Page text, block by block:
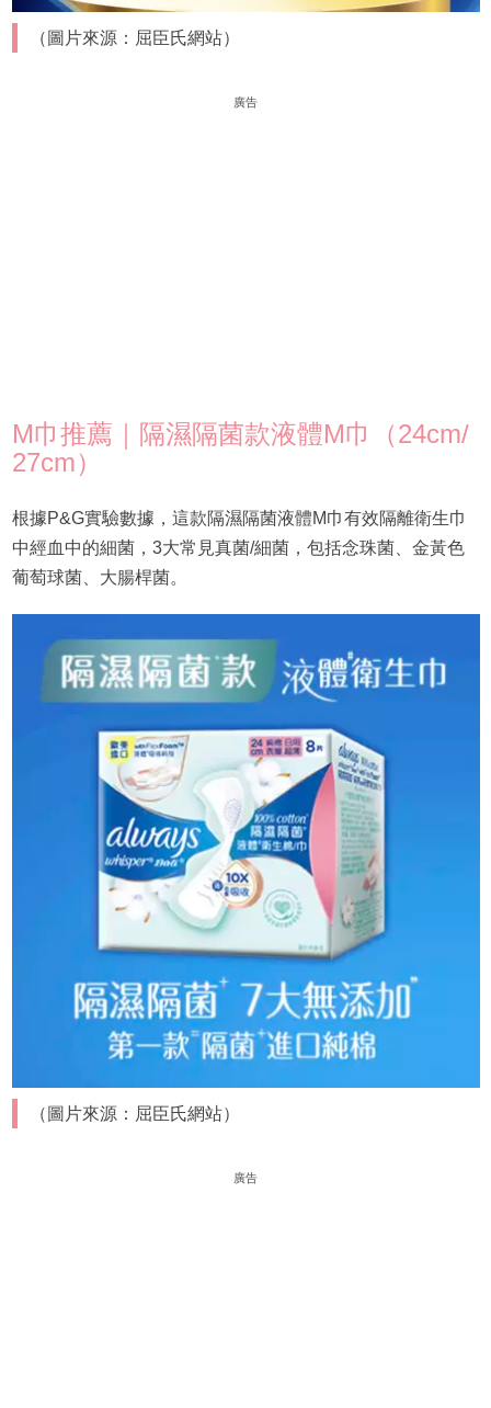
（圖片來源：屈臣氏網站）
廣告
M巾推薦｜隔濕隔菌款液體M巾（24cm/
27cm）
根據P&G實驗數據，這款隔濕隔菌液體M巾有效隔離衛生巾
中經血中的細菌，3大常見真菌/細菌，包括念珠菌、金黃色
葡萄球菌、大腸桿菌。
（圖片來源：屈臣氏網站）
廣告